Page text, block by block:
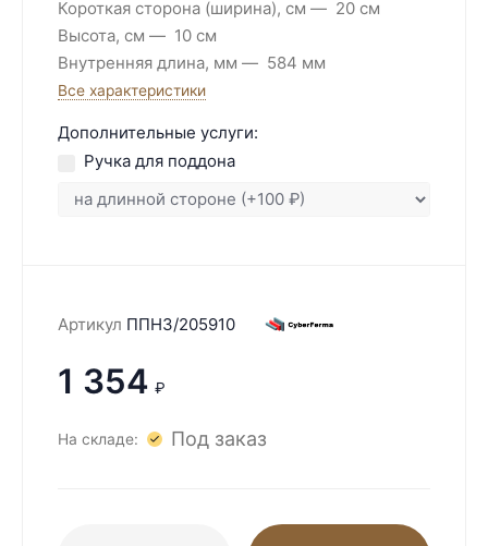
Короткая сторона (ширина), см
20 см
Высота, см
10 см
Внутренняя длина, мм
584 мм
Все характеристики
Дополнительные услуги:
Ручка для поддона
Артикул ППН3/205910
1 354 ₽
На складе: Под заказ